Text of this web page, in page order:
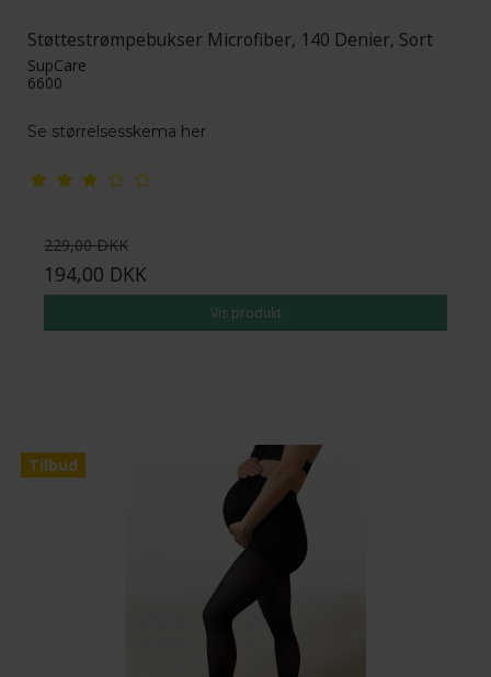
Støttestrømpebukser Microfiber, 140 Denier, Sort
SupCare
6600
Se størrelsesskema her
229,00 DKK
194,00 DKK
Vis produkt
Tilbud